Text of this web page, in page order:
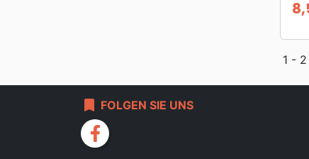
1 -
bookmark FOLGEN SIE UNS
facebook